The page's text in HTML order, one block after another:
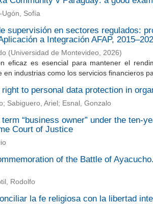
Ugón, Sofía
supervisión en sectores regulados:
a Integración AFAP,
(Universidad de Montevideo, 2026)
eficaz es esencial para mantener el
en industrias como los servicios financieros
to personal data protection in
Sabiguero, Ariel; Esnal, Gonzalo
“business owner” under the ten-
Court of Justice
of the Battle of
Rodolfo
la fe religiosa con la libertad